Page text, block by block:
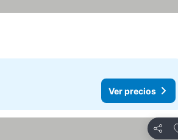
Ver precios